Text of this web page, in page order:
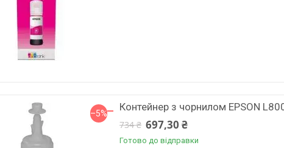
–5%
Контейнер з чорнилом EPSON
734 ₴ 697,30 ₴
Готово до відправки